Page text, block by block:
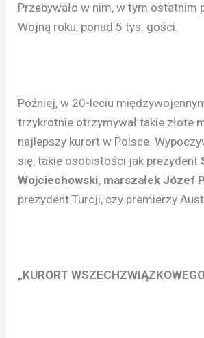
Przebywało w nim, w tym ostatnim
Wojną roku, ponad 5 tys. gości.
Później, w 20-leciu
trzykrotnie otrzymywał takie złote
najlepszy kurort w Polsce.
się, takie osobistości jak prezydent
Wojciechowski, marszałek Józef
prezydent Turcji, czy premierzy
„KURORT